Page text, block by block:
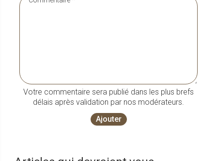
Votre commentaire sera publié dans les plus brefs
délais après validation par nos modérateurs.
Ajouter